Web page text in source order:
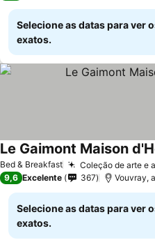
Selecione as datas para ver
exatos.
Bed & Breakfast Coleção de arte e
Le Gaimont Maison
9,6 Excelente 367 Vouvray,
Selecione as datas para ver
exatos.